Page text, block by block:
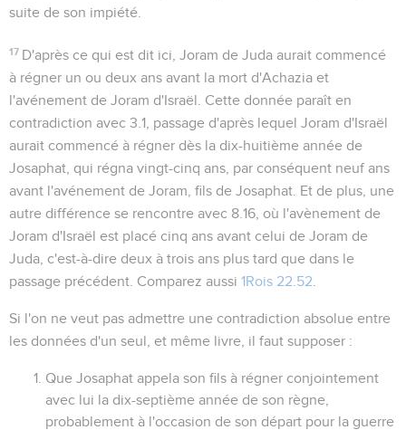
suite de son impiété.
17 D'après ce qui est dit ici, Joram de Juda aurait commencé
à régner un ou deux ans avant la mort d'Achazia et
l'avénement de Joram d'Israël. Cette donnée paraît en
contradiction avec 3.1 , passage d'après lequel Joram d'Israël
aurait commencé à régner dès la dix-huitième année de
Josaphat, qui régna vingt-cinq ans, par conséquent neuf ans
avant l'avénement de Joram, fils de Josaphat. Et de plus, une
autre différence se rencontre avec 8.16 , où l'avènement de
Joram d'Israël est placé cinq ans avant celui de Joram de
Juda, c'est-à-dire deux à trois ans plus tard que dans le
passage précédent. Comparez aussi 1Rois 22.52
Si l'on ne veut pas admettre une contradiction absolue entre
les données d'un seul, et même livre, il faut supposer :
Que Josaphat appela son fils à régner conjointement
avec lui la dix-septième année de son règne,
probablement à l'occasion de son départ pour la guerre